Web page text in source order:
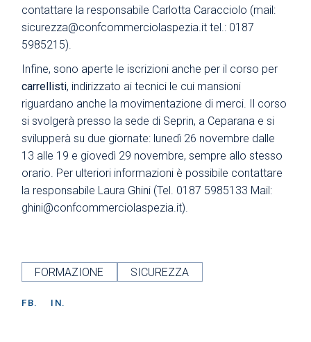
contattare la responsabile Carlotta Caracciolo (mail:
sicurezza@confcommerciolaspezia.it tel.: 0187
5985215).
Infine, sono aperte le iscrizioni anche per il corso per
carrellisti, indirizzato ai tecnici le cui mansioni
riguardano anche la movimentazione di merci. Il corso
si svolgerà presso la sede di Seprin, a Ceparana e si
svilupperà su due giornate: lunedì 26 novembre dalle
13 alle 19 e giovedì 29 novembre, sempre allo stesso
orario. Per ulteriori informazioni è possibile contattare
la responsabile Laura Ghini (Tel. 0187 5985133 Mail:
ghini@confcommerciolaspezia.it).
FORMAZIONE SICUREZZA
FB. IN.